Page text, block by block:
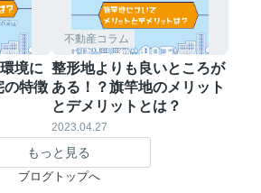
境に
の特徴
不動産コラム
整形地よりも良いところが
ある！？旗竿地のメリット
とデメリットとは？
2023.04.27
もっと見る
ブログトップへ